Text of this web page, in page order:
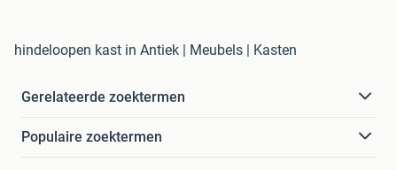
hindeloopen kast in Antiek | Meubels | Kasten
Gerelateerde zoektermen
Populaire zoektermen